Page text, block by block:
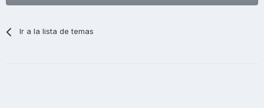
Ir a la lista de temas